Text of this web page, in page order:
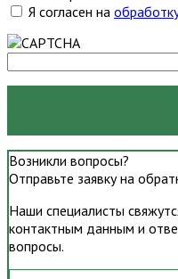
Я согласен на
Возникли вопросы?
Отправьте заявку на
Наши специалисты
контактным данным и
вопросы.